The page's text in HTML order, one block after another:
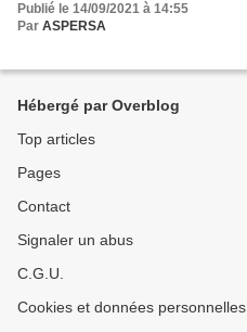
Publié le 14/09/2021 à 14:55
Par ASPERSA
Hébergé par Overblog
Top articles
Pages
Contact
Signaler un abus
C.G.U.
Cookies et données personnelles